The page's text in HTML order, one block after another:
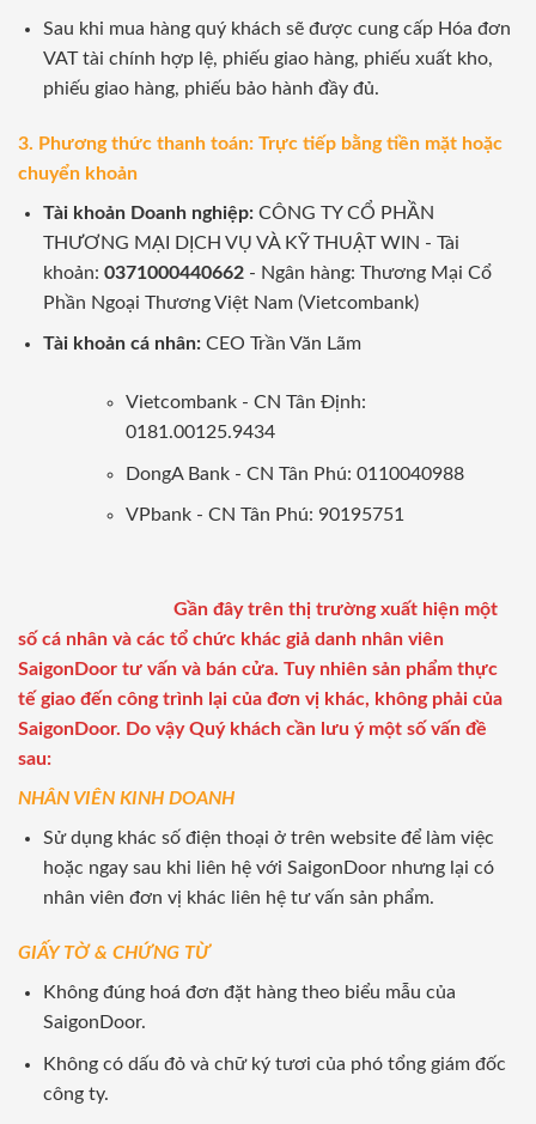
Sau khi mua hàng quý khách sẽ được cung cấp Hóa đơn
VAT tài chính hợp lệ, phiếu giao hàng, phiếu xuất kho,
phiếu giao hàng, phiếu bảo hành đầy đủ.
3. Phương thức thanh toán: Trực tiếp bằng tiền mặt hoặc
chuyển khoản
Tài khoản Doanh nghiệp:CÔNG TY CỔ PHẦN
THƯƠNG MẠI DỊCH VỤ VÀ KỸ THUẬT WIN - Tài
khoản: 0371000440662- Ngân hàng: Thương Mại Cổ
Phần Ngoại Thương Việt Nam (Vietcombank)
Tài khoản cá nhân: CEO Trần Văn Lãm
Vietcombank - CN Tân Định:
0181.00125.9434
DongA Bank - CN Tân Phú: 0110040988
VPbank - CN Tân Phú: 90195751
Gần đây trên thị trường xuất hiện một
số cá nhân và các tổ chức khác giả danh nhân viên
SaigonDoor tư vấn và bán cửa. Tuy nhiên sản phẩm thực
tế giao đến công trình lại của đơn vị khác, không phải của
SaigonDoor. Do vậy Quý khách cần lưu ý một số vấn đề
sau:
NHÂN VIÊN KINH DOANH
Sử dụng khác số điện thoại ở trên website để làm việc
hoặc ngay sau khi liên hệ với SaigonDoor nhưng lại có
nhân viên đơn vị khác liên hệ tư vấn sản phẩm.
GIẤY TỜ & CHỨNG TỪ
Không đúng hoá đơn đặt hàng theo biểu mẫu của
SaigonDoor.
Không có dấu đỏ và chữ ký tươi của phó tổng giám đốc
công ty.